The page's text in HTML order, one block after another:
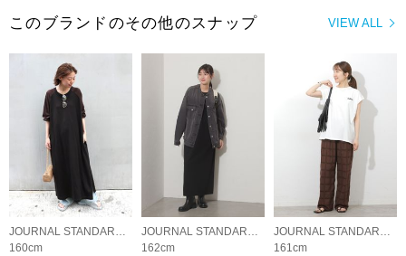
VIEW ALL
このブランドのその他のスナップ
JOURNAL STANDARD relume LADYS
160cm
JOURNAL STANDARD relume LADYS
162cm
JOURNAL STANDARD relume LADYS
161cm